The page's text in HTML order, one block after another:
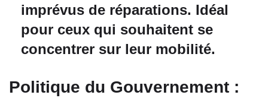
imprévus de réparations. Idéal
pour ceux qui souhaitent se
concentrer sur leur mobilité.
Politique du Gouvernement :